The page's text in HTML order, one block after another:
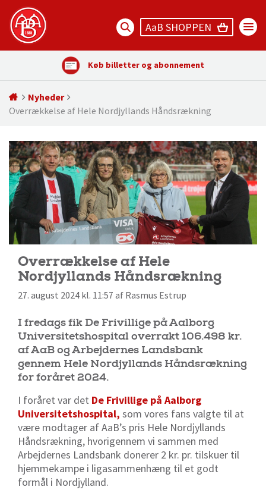
AaB SHOPPEN
Køb billetter og abonnement
Nyheder
Overrækkelse af Hele Nordjyllands Håndsrækning
Overrækkelse af Hele
Nordjyllands Håndsrækning
27. august 2024 kl. 11:57 af Rasmus Estrup
I fredags fik De Frivillige på Aalborg
Universitetshospital overrakt 106.498 kr.
af AaB og Arbejdernes Landsbank
gennem Hele Nordjyllands Håndsrækning
for foråret 2024.
I foråret var det De Frivillige på Aalborg
Universitetshospital, som vores fans valgte til at
være modtager af AaB’s pris Hele Nordjyllands
Håndsrækning, hvorigennem vi sammen med
Arbejdernes Landsbank donerer 2 kr. pr. tilskuer til
hjemmekampe i ligasammenhæng til et godt
formål i Nordjylland.